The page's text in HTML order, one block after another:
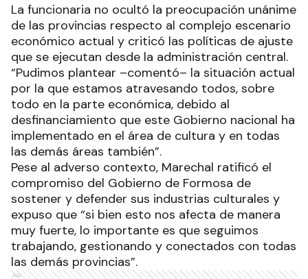
La funcionaria no ocultó la preocupación unánime
de las provincias respecto al complejo escenario
económico actual y criticó las políticas de ajuste
que se ejecutan desde la administración central.
“Pudimos plantear –comentó– la situación actual
por la que estamos atravesando todos, sobre
todo en la parte económica, debido al
desfinanciamiento que este Gobierno nacional ha
implementado en el área de cultura y en todas
las demás áreas también”.
Pese al adverso contexto, Marechal ratificó el
compromiso del Gobierno de Formosa de
sostener y defender sus industrias culturales y
expuso que “si bien esto nos afecta de manera
muy fuerte, lo importante es que seguimos
trabajando, gestionando y conectados con todas
las demás provincias”.
Ads